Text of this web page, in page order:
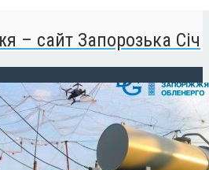
– сайт Запорозька Січ